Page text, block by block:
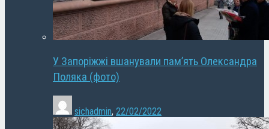
У Запоріжжі вшанували пам’ять Олександра
Поляка (фото)
sichadmin, 22/02/2022